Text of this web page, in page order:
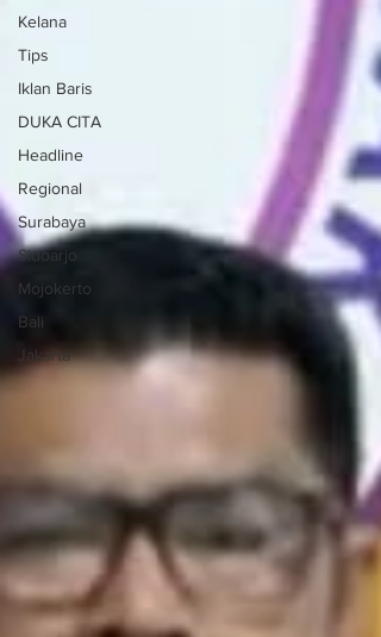
Kelana
Tips
Iklan Baris
DUKA CITA
Headline
Regional
Surabaya
Sidoarjo
Mojokerto
Bali
Jakarta